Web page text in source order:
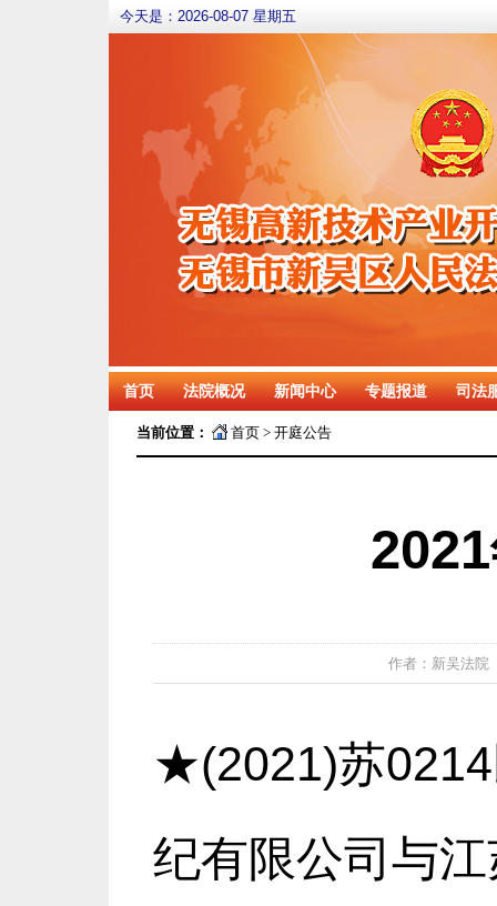
今天是： 2026-08-07 星期五
首页 法院概况 新闻中心 专题报道 司法
当前位置： 首页 > 开庭公告
作者：新吴法院
★(2021)苏
纪有限公司与